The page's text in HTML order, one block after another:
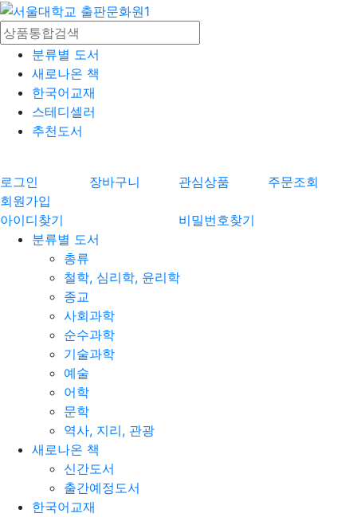
분류별 도서
새로나온 책
한국어교재
스테디셀러
추천도서
로그인 장바구니 관심상품
주문조회
회원가입
아이디찾기
비밀번호찾기
분류별 도서
총류
철학, 심리학, 윤리학
종교
사회과학
순수과학
기술과학
예술
어학
문학
역사, 지리, 관광
새로나온 책
신간도서
출간예정도서
한국어교재